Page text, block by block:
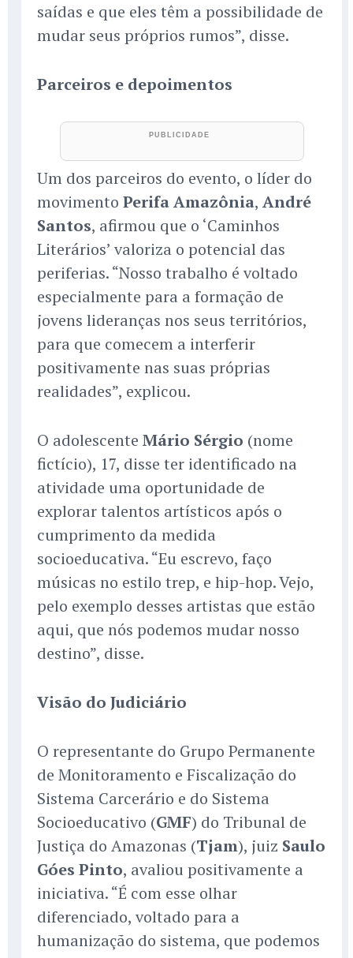
saídas e que eles têm a possibilidade de
mudar seus próprios rumos”, disse.
Parceiros e depoimentos
Um dos parceiros do evento, o líder do
movimento Perifa Amazônia, André
Santos, afirmou que o ‘Caminhos
Literários’ valoriza o potencial das
periferias. “Nosso trabalho é voltado
especialmente para a formação de
jovens lideranças nos seus territórios,
para que comecem a interferir
positivamente nas suas próprias
realidades”, explicou.
O adolescente Mário Sérgio (nome
fictício), 17, disse ter identificado na
atividade uma oportunidade de
explorar talentos artísticos após o
cumprimento da medida
socioeducativa. “Eu escrevo, faço
músicas no estilo trep, e hip-hop. Vejo,
pelo exemplo desses artistas que estão
aqui, que nós podemos mudar nosso
destino”, disse.
Visão do Judiciário
O representante do Grupo Permanente
de Monitoramento e Fiscalização do
Sistema Carcerário e do Sistema
Socioeducativo (GMF) do Tribunal de
Justiça do Amazonas (Tjam), juiz Saulo
Góes Pinto, avaliou positivamente a
iniciativa. “É com esse olhar
diferenciado, voltado para a
humanização do sistema, que podemos